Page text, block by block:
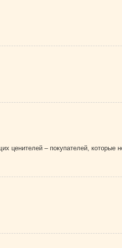
ценителей – покупателей, которые